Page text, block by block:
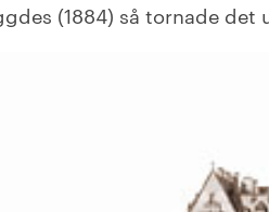
(1884) så tornade det